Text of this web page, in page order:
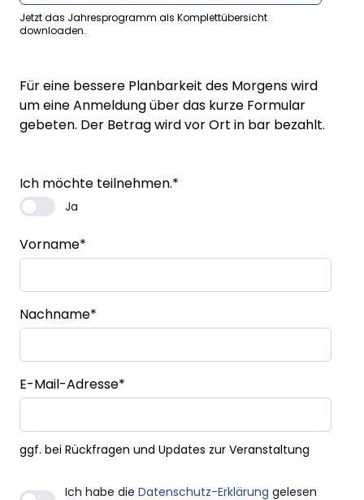
Jetzt das Jahresprogramm als Komplettübersicht
downloaden.
Für eine bessere Planbarkeit des Morgens wird
um eine Anmeldung über das kurze Formular
gebeten. Der Betrag wird vor Ort in bar bezahlt.
Ich möchte teilnehmen.*
Ja
Vorname*
Nachname*
E-Mail-Adresse*
ggf. bei Rückfragen und Updates zur Veranstaltung
Ich habe die Datenschutz-Erklärung gelesen